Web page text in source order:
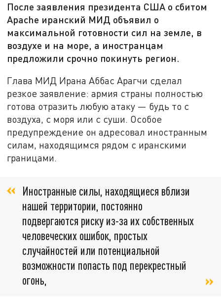
После заявления президента США о сбитом
Apache иранский МИД объявил о
максимальной готовности сил на земле, в
воздухе и на море, а иностранцам
предложили срочно покинуть регион.
Глава МИД Ирана Аббас Арагчи сделал
резкое заявление: армия страны полностью
готова отразить любую атаку — будь то с
воздуха, с моря или с суши. Особое
предупреждение он адресовал иностранным
силам, находящимся рядом с иранскими
границами.
Иностранные силы, находящиеся вблизи
нашей территории, постоянно
подвергаются риску из-за их собственных
человеческих ошибок, простых
случайностей или потенциальной
возможности попасть под перекрестный
огонь,